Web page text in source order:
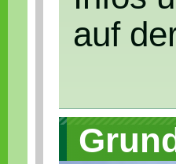
auf